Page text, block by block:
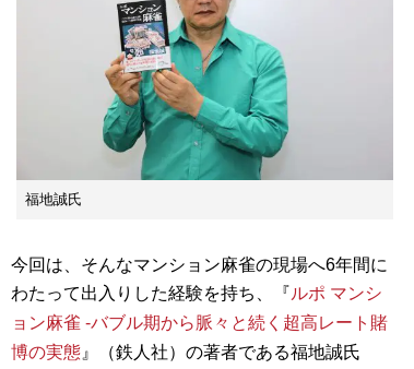
福地誠氏
今回は、そんなマンション麻雀の現場へ6年間に
わたって出入りした経験を持ち、『ルポ マンシ
ョン麻雀 ‐バブル期から脈々と続く超高レート賭
博の実態 』（鉄人社）の著者である福地誠氏